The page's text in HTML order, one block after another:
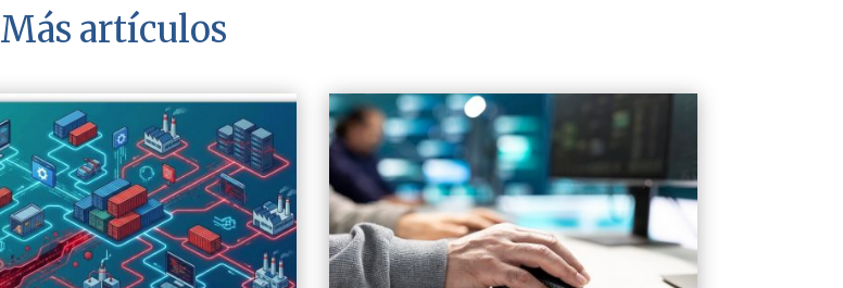
Más artículos